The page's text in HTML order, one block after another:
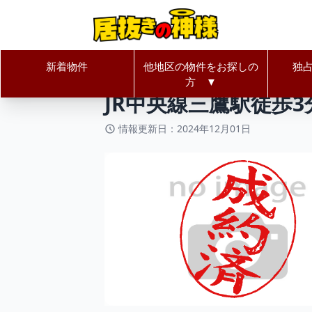
新着物件
他地区の物件をお探しの
方 ▼
独
居抜きの神様Home 東京都 三鷹
JR中央線三鷹駅徒歩
情報更新日：2024年12月01日